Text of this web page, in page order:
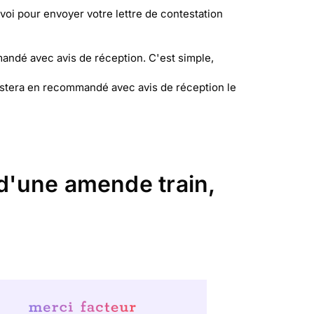
pour envoyer votre lettre de contestation
avec avis de réception. C'est simple,
en recommandé avec avis de réception le
amende train,